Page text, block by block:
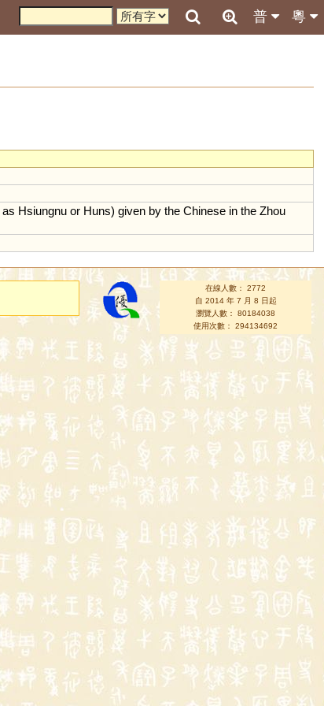
粵
普
as Hsiungnu or Huns) given by the Chinese in the Zhou
在線人數： 2772
自 2014 年 7 月 8 日起
瀏覽人數： 80184038
使用次數： 294134692